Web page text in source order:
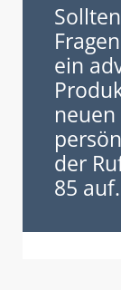
ein
der
85 auf.